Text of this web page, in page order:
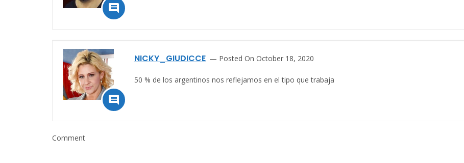


NICKY_GIUDICCE Posted On October 18, 2020
50 % de los argentinos nos reflejamos en el tipo que trabaja
Comment